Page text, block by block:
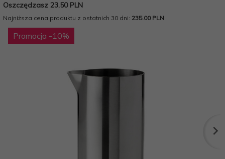
Oszczędzasz 23.50 PLN
Najniższa cena produktu z ostatnich 30 dni: 235.00 PLN
Promocja -10%